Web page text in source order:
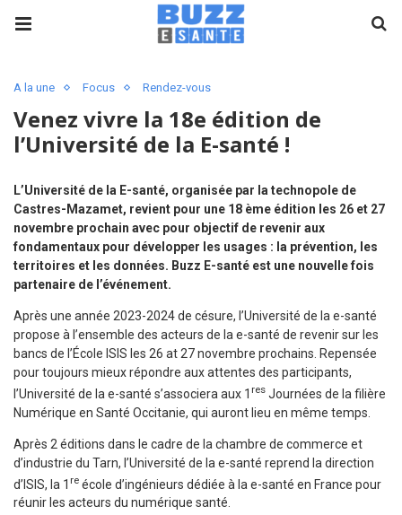
A la une Focus Rendez-vous
Venez vivre la 18e édition de
l’Université de la E-santé !
L’Université de la E-santé, organisée par la technopole de
Castres-Mazamet, revient pour une 18 ème édition les 26 et 27
novembre prochain avec pour objectif de revenir aux
fondamentaux pour développer les usages : la prévention, les
territoires et les données. Buzz E-santé est une nouvelle fois
partenaire de l’événement.
Après une année 2023-2024 de césure, l’Université de la e-santé
propose à l’ensemble des acteurs de la e-santé de revenir sur les
bancs de l’École ISIS les 26 at 27 novembre prochains. Repensée
pour toujours mieux répondre aux attentes des participants,
l’Université de la e-santé s’associera aux 1 res Journées de la filière
Numérique en Santé Occitanie, qui auront lieu en même temps.
Après 2 éditions dans le cadre de la chambre de commerce et
d’industrie du Tarn, l’Université de la e-santé reprend la direction
d’ISIS, la 1 re école d’ingénieurs dédiée à la e-santé en France pour
réunir les acteurs du numérique santé.